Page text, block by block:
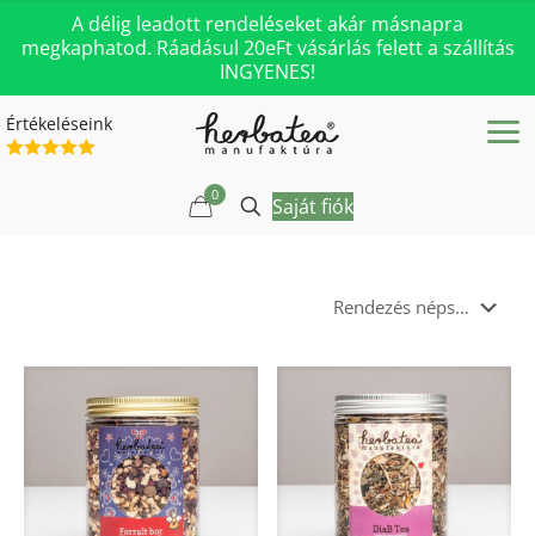
A délig leadott rendeléseket akár másnapra
megkaphatod. Ráadásul 20eFt vásárlás felett a szállítás
INGYENES!
Értékeléseink
0 Saját fiók